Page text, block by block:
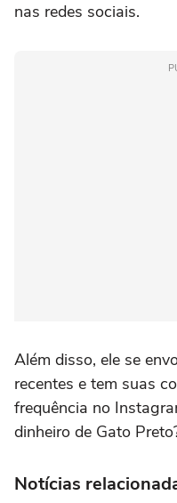
nas redes sociais.
Além disso, ele se
recentes e tem suas
frequência no
dinheiro de Gato
Notícias